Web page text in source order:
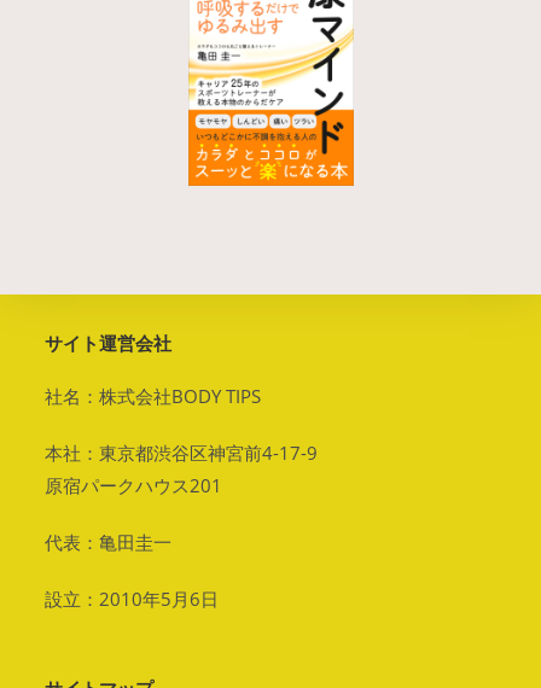
サイト運営会社
社名：株式会社BODY TIPS
本社：東京都渋谷区神宮前4-17-9
原宿パークハウス201
代表：亀田圭一
設立：2010年5月6日